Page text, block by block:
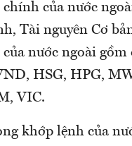
của nước
Tài nguyên Cơ
nước ngoài gồm
HSG, HPG,
VIC.
khớp lệnh của